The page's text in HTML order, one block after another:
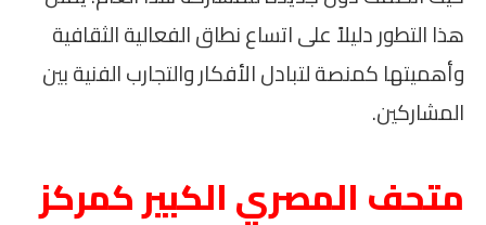
هذا التطور دليلاً على اتساع نطاق الفعالية الثقافية
وأهميتها كمنصة لتبادل الأفكار والتجارب الفنية بين
المشاركين.
متحف المصري الكبير كمركز